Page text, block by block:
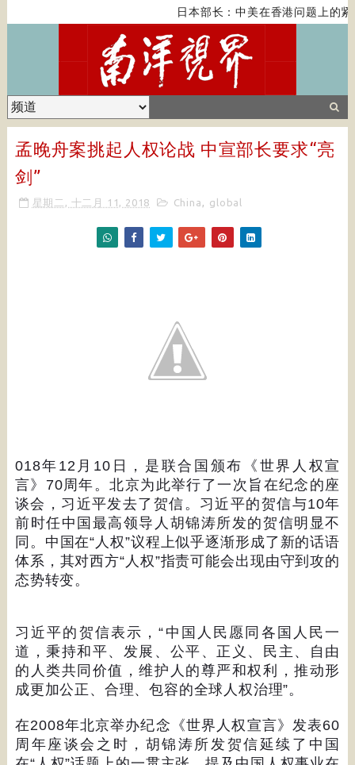
日本部长：中美在香港问题上的紧
孟晚舟案挑起人权论战 中宣部长要求“亮
剑”
星期二, 十二月 11, 2018 China , global
018年 12 月 10 日，是联合国颁布《世界人权宣
言》 70周年。北京为此举行了一次旨在纪念的座
谈会，习近平发去了贺信。习近平的贺信与10年
前时任中国最高领导人胡锦涛所发的贺信明显不
同。中国在“ 人权”议程上似乎逐渐形成了新的话语
体系，其对西方“ 人权”指责可能会出现由守到攻的
态势转变。
习近平的贺信表示，“ 中国人民愿同各国人民一
道，秉持和平、发展、公平、正义、民主、自由
的人类共同价值，维护人的尊严和权利，推动形
成更加公正、合理、包容的全球人权治理”。
在2008年北京举办纪念《世界人权宣言》发表60
周年座谈会之时，胡锦涛所发贺信延续了中国